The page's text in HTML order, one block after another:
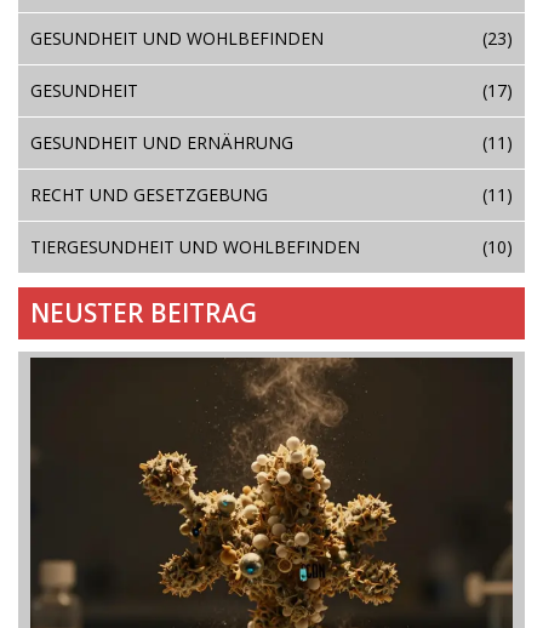
GESUNDHEIT UND WOHLBEFINDEN (23)
GESUNDHEIT (17)
GESUNDHEIT UND ERNÄHRUNG (11)
RECHT UND GESETZGEBUNG (11)
TIERGESUNDHEIT UND WOHLBEFINDEN (10)
NEUSTER BEITRAG